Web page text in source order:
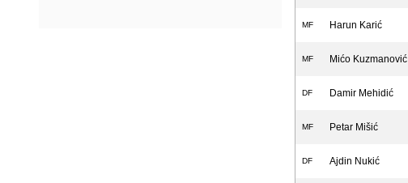
MF Harun Karić
MF Mićo Kuzmanović
DF Damir Mehidić
MF Petar Mišić
DF Ajdin Nukić